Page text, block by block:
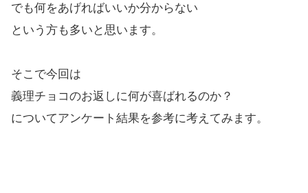
でも何をあげればいいか分からない
という方も多いと思います。
そこで今回は
義理チョコのお返しに何が喜ばれるのか？
についてアンケート結果を参考に考えてみます。